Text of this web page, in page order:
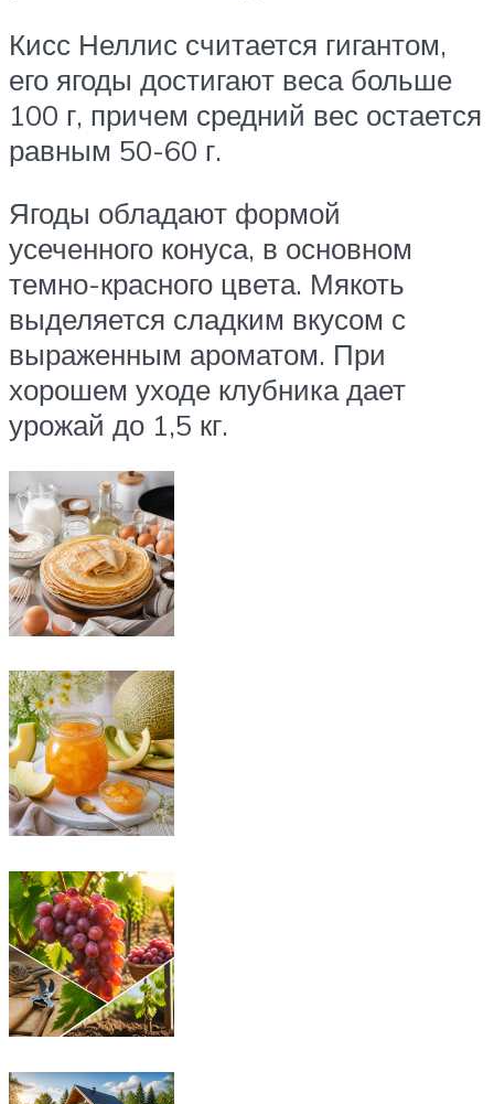
Кисс Неллис считается гигантом,
его ягоды достигают веса больше
100 г, причем средний вес остается
равным 50-60 г.
Ягоды обладают формой
усеченного конуса, в основном
темно-красного цвета. Мякоть
выделяется сладким вкусом с
выраженным ароматом. При
хорошем уходе клубника дает
урожай до 1,5 кг.